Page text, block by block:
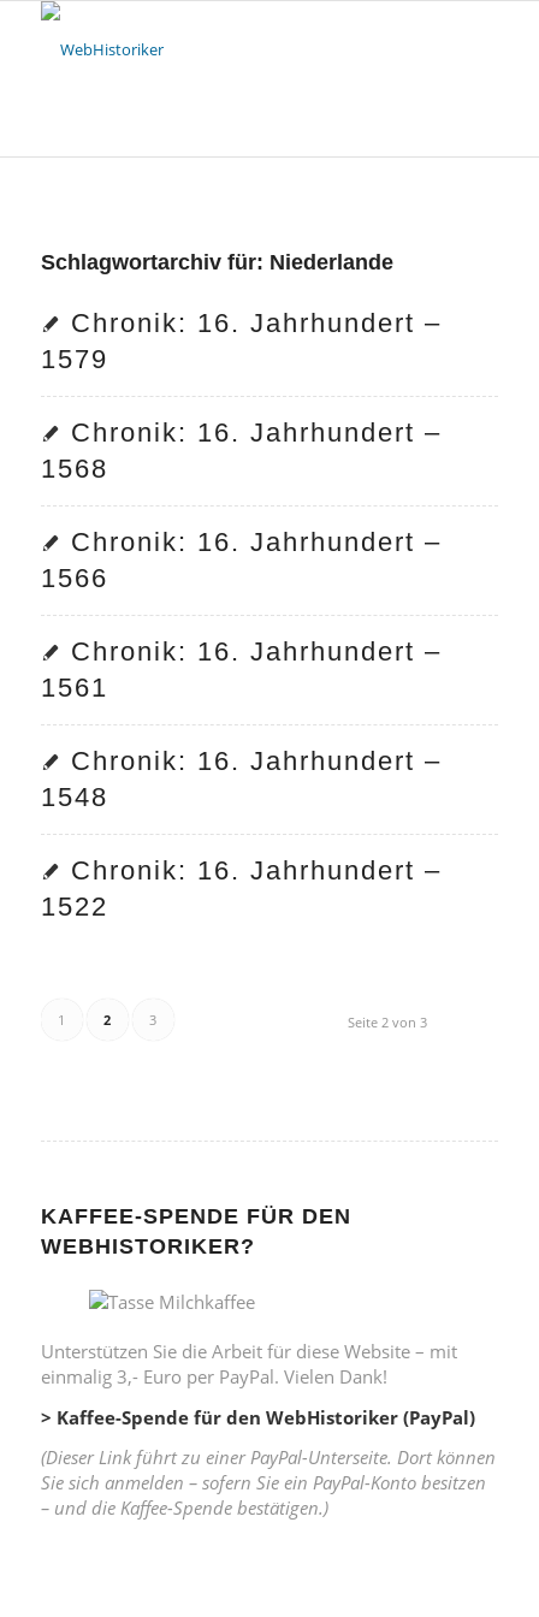
Schlagwortarchiv für: Niederlande
Chronik: 16. Jahrhundert –
1579
Chronik: 16. Jahrhundert –
1568
Chronik: 16. Jahrhundert –
1566
Chronik: 16. Jahrhundert –
1561
Chronik: 16. Jahrhundert –
1548
Chronik: 16. Jahrhundert –
1522
Seite 2 von 3
1 2 3
KAFFEE-SPENDE FÜR DEN
WEBHISTORIKER?
Unterstützen Sie die Arbeit für diese Website – mit
einmalig 3,- Euro per PayPal. Vielen Dank!
> Kaffee-Spende für den WebHistoriker (PayPal)
(Dieser Link führt zu einer PayPal-Unterseite. Dort können
Sie sich anmelden – sofern Sie ein PayPal-Konto besitzen
– und die Kaffee-Spende bestätigen.)